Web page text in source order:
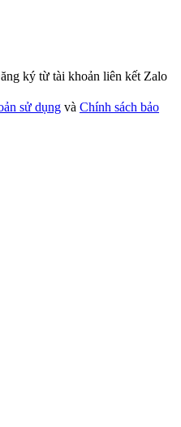
ký từ tài khoản liên kết Zalo
sử dụng và Chính sách bảo